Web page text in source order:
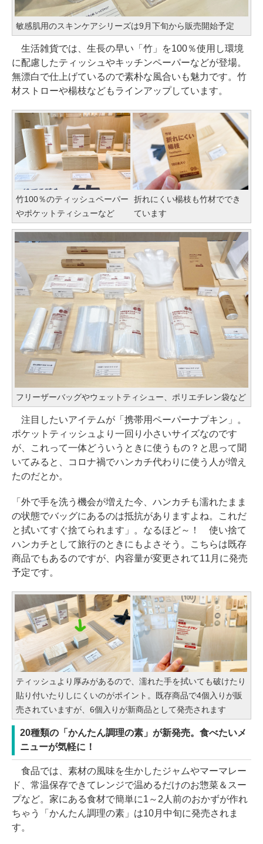
敏感肌用のスキンケアシリーズは9月下旬から販売開始予定
生活雑貨では、生長の早い「竹」を100％使用し環境
に配慮したティッシュやキッチンペーパーなどが登場。
無漂白で仕上げているので素朴な風合いも魅力です。竹
材ストローや楊枝などもラインアップしています。
竹100％のティッシュペーパー
やポケットティシューなど
折れにくい楊枝も竹材ででき
ています
フリーザーバッグやウェットティシュー、ポリエチレン袋など
注目したいアイテムが「携帯用ペーパーナプキン」。
ポケットティッシュより一回り小さいサイズなのです
が、これって一体どういうときに使うもの？と思って聞
いてみると、コロナ禍でハンカチ代わりに使う人が増え
たのだとか。
「外で手を洗う機会が増えた今、ハンカチも濡れたまま
の状態でバッグにあるのは抵抗がありますよね。これだ
と拭いてすぐ捨てられます」。なるほど～！ 使い捨て
ハンカチとして旅行のときにもよさそう。こちらは既存
商品でもあるのですが、内容量が変更されて11月に発売
予定です。
ティッシュより厚みがあるので、濡れた手を拭いても破けたり
貼り付いたりしにくいのがポイント。既存商品で4個入りが販
売されていますが、6個入りが新商品として発売されます
20種類の「かんたん調理の素」が新発売。食べたいメ
ニューが気軽に！
食品では、素材の風味を生かしたジャムやマーマレー
ド、常温保存できてレンジで温めるだけのお惣菜＆スー
プなど。家にある食材で簡単に1～2人前のおかずが作れ
ちゃう「かんたん調理の素」は10月中旬に発売されま
す。